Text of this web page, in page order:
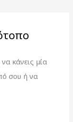
κάνεις μία
σου ή να